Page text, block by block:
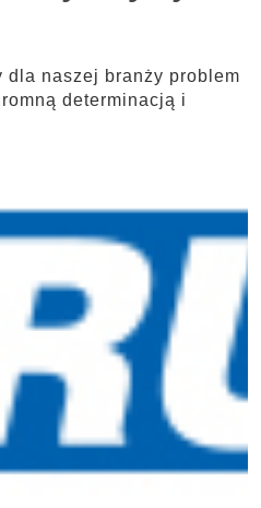
dla naszej branży problem
determinacją i